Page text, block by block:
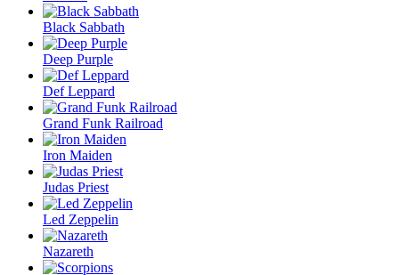
Black Sabbath
Deep Purple
Def Leppard
Grand Funk Railroad
Iron Maiden
Judas Priest
Led Zeppelin
Nazareth